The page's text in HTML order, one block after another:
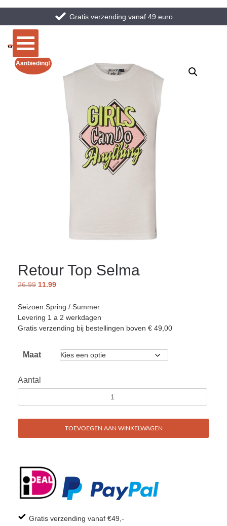
Gratis verzending vanaf 49 euro
Aanbieding!
Retour Top Selma
26.99 11.99
Seizoen Spring / Summer
Levering 1 a 2 werkdagen
Gratis verzending bij bestellingen boven € 49,00
Maat
Aantal
TOEVOEGEN AAN WINKELWAGEN
Gratis verzending vanaf €49,-